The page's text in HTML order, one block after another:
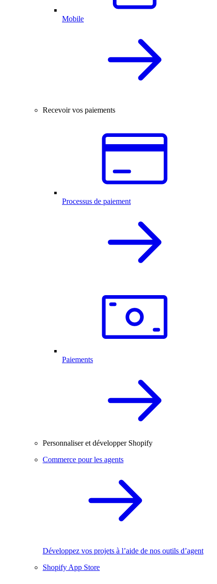
Mobile
Recevoir vos paiements
Processus de paiement
Paiements
Personnaliser et développer Shopify
Commerce pour les agents
Développez vos projets à l’aide de nos outils d’agent
Shopify App Store